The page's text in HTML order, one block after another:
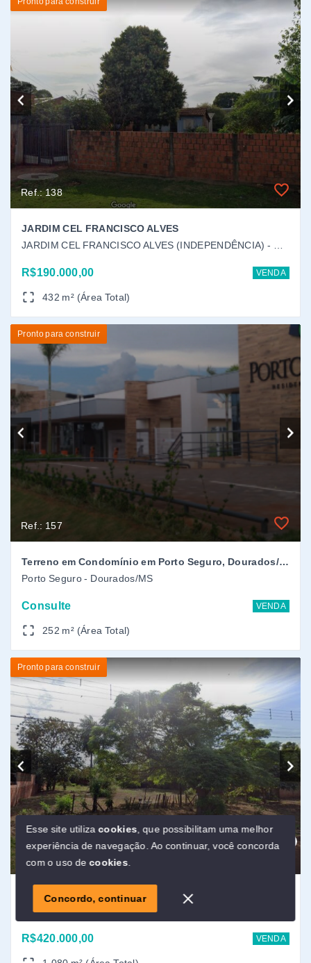
JARDIM CEL FRANCISCO ALVES
JARDIM CEL FRANCISCO ALVES (INDEPENDÊNCIA) - Dourados/MS
VENDA
432 m² (Área Total)
Pronto para construir
Ref.: 157
Terreno em Condomínio em Porto Seguro, Dourados/MS
Porto Seguro - Dourados/MS
Consulte
252 m² (Área Total)
Pronto para construir
Ref.: 137
ALTOS DO INDAIÁ
Alto do Indaiá - Dourados/MS
R$420.000,00 VENDA
1.080 m² (Área Total)
Pronto para construir
Olá! Estamos disponíveis para te ajudar.
Esse site utilizacookies , que possibilitam uma melhor
experiência de navegação. Ao continuar, você concorda
com o uso decookies
Concordo, continuar